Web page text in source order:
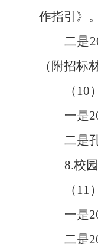
作指引》。
二是
（附招标
（ 10
一是
二是
8.校
（ 11
一是
二是